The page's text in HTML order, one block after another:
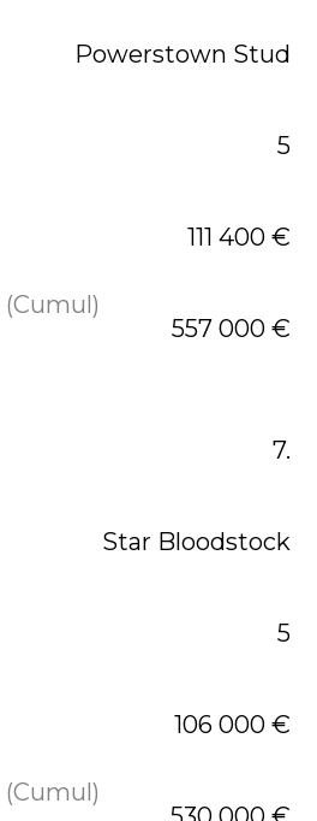
Powerstown Stud
5
111 400 €
557 000 €
7.
Star Bloodstock
5
106 000 €